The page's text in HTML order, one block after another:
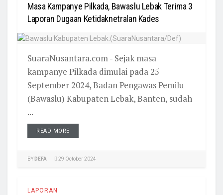
Masa Kampanye Pilkada, Bawaslu Lebak Terima 3
Laporan Dugaan Ketidaknetralan Kades
SuaraNusantara.com - Sejak masa
kampanye Pilkada dimulai pada 25
September 2024, Badan Pengawas Pemilu
(Bawaslu) Kabupaten Lebak, Banten, sudah
...
READ MORE
BY DEFA 29 October 2024
LAPORAN